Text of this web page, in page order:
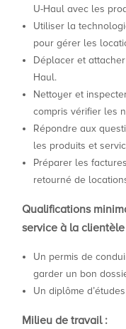
U-Haul avec les
Utiliser la
pour gérer les
Déplacer et
Haul.
Nettoyer et
compris vérifier les
Répondre aux
les produits et
Préparer les
retourné de
Qualifications
service à la clientèle
Un permis de
garder un bon
Un diplôme
Milieu de travail :